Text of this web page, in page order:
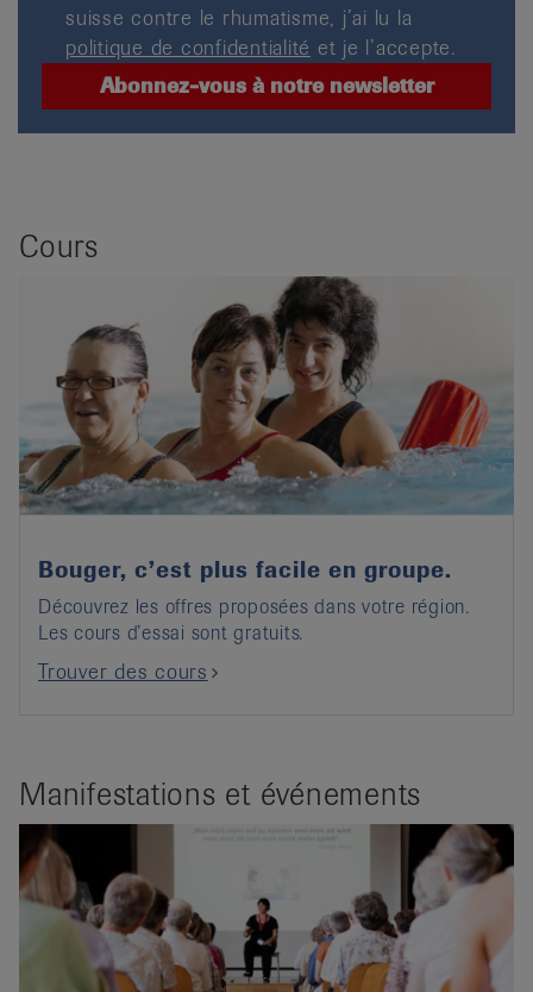
suisse contre le rhumatisme, j’ai lu la
politique de confidentialité et je l’accepte.
Cours
Bouger, c’est plus facile en groupe.
Découvrez les offres proposées dans votre région.
Les cours d’essai sont gratuits.
Trouver des cours
Manifestations et événements